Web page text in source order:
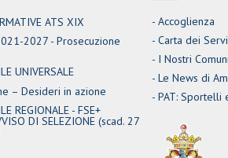
ATS XIX
2027 - Prosecuzione
UNIVERSALE
– Desideri in azione
REGIONALE - FSE+
DI SELEZIONE (scad. 27
Accoglienza
Carta dei
I Nostri Comuni
Le News di
PAT: Sportelli